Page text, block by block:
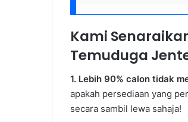
Kami
Temuduga
1. Lebih 90% calon tidak
apakah persediaan yang
secara sambil lewa sahaja!